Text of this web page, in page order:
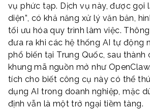
vụ phức tạp. Dịch vụ này, được gọi
diện” , có khả năng xử lý văn bản,
tối ưu hóa quy trình làm việc.
đưa ra khi các hệ thống AI tự động
phổ biến tại Trung Quốc, sau thành
khung mã nguồn mở như
tích cho biết công cụ này có thể
dụng AI trong doanh nghiệp, mặc
định vẫn là một trở ngại tiềm tàng.